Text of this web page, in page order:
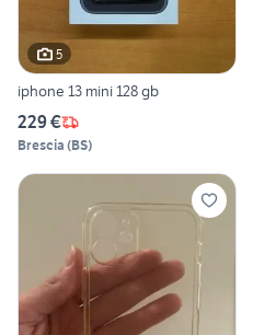
5
iphone 13 mini 128 gb
229 €
Brescia (BS)